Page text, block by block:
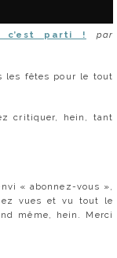
c’est parti !
par
les fêtes pour le tout
critiquer, hein, tant
« abonnez-vous »,
vues et vu tout le
même, hein. Merci